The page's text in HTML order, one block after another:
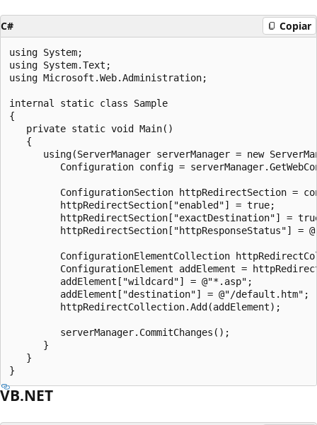
C# Copiar
using System;
using System.Text;
using Microsoft.Web.Administration;
internal static class Sample
{
   private static void Main()
   {
using(ServerManager serverManager = new
Configuration config =
ConfigurationSection httpRedirectSection =
         httpRedirectSection["enabled"] = true;
httpRedirectSection["exactDestination"] =
httpRedirectSection["httpResponseStatus"] =
ConfigurationElementCollection
ConfigurationElement addElement =
         addElement["wildcard"] = @"*.asp";
         addElement["destination"] = @"/default.htm";
         httpRedirectCollection.Add(addElement);
         serverManager.CommitChanges();
      }
   }
VB.NET